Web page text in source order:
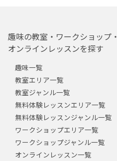
趣味の教室・ワークショップ・
オンラインレッスンを探す
趣味一覧
教室エリア一覧
教室ジャンル一覧
無料体験レッスンエリア一覧
無料体験レッスンジャンル一覧
ワークショップエリア一覧
ワークショップジャンル一覧
オンラインレッスン一覧